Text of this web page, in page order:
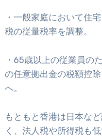
・一般家庭において住
税の従量税率を調整。
・65歳以上の従業員の
の任意拠出金の税額控
へ。
もともと香港は日本な
く、法人税や所得税も